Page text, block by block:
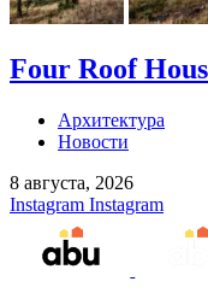
Four Roof
Архитектура
Новости
8 августа, 2026
Instagram Instagram